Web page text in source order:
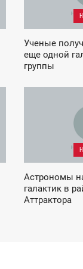
Ученые
еще одной
группы
Астрономы
галактик в
Аттрактора